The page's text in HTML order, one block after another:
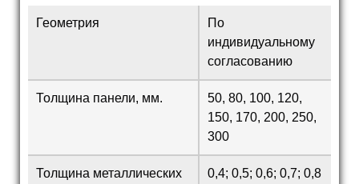
Геометрия
По
индивидуальному
согласованию
Толщина панели, мм.
50, 80, 100, 120,
150, 170, 200, 250,
300
Толщина металлических
0,4; 0,5; 0,6; 0,7; 0,8